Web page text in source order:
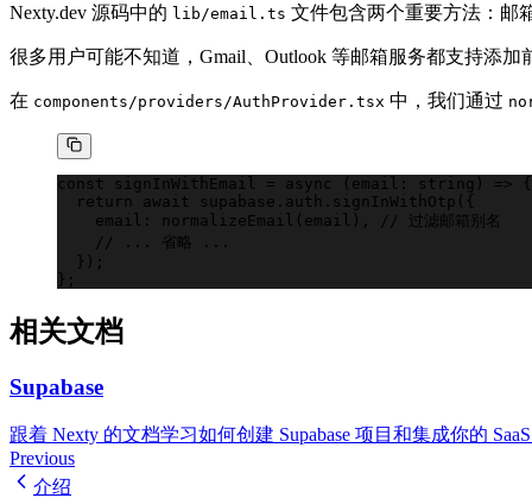
Nexty.dev 源码中的 lib/email.ts 文件包含两个重要方法：邮
很多用户可能不知道，Gmail、Outlook 等邮箱服务都支持添
在 components/providers/AuthProvider.tsx 中，我们通过
const signInWithEmail = async (email : string ) => {
  return
await supabase . auth . signInWithOtp ({
    email
: normalizeEmail (email), //
过滤邮箱别名
    //
... 省略 ...
  });
};
相关文档
Supabase
跟着 Nexty 的文档学习如何创建 Supabase 项目和集成你的
Previous
介绍